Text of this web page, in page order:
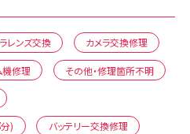
レンズ交換 カメラ交換修理
機修理 その他・修理箇所不明
) バッテリー交換修理